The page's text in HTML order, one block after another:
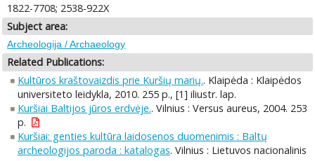
1822-7708; 2538-922X
Subject area:
Archeologija / Archaeology
Related Publications:
Kultūros kraštovaizdis prie Kuršių marių.. Klaipėda : Klaipėdos
universiteto leidykla, 2010. 255 p., [1] iliustr. lap.
Kuršiai Baltijos jūros erdvėje.. Vilnius : Versus aureus, 2004. 253
p.
Kuršiai: genties kultūra laidosenos duomenimis : Baltų
archeologijos paroda : katalogas. Vilnius : Lietuvos nacionalinis